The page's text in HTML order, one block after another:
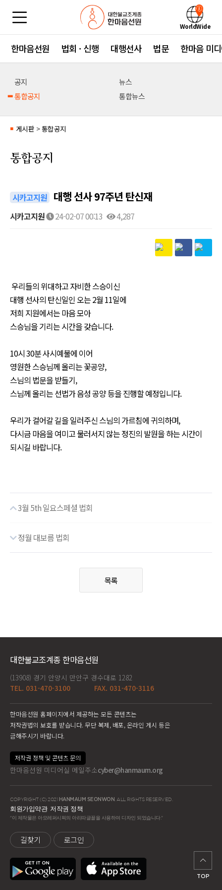
WorldWide
한마음선원 법회 · 신행 대행선사 법문 한마음 미
공지
뉴스
통합공지
통합뉴스
■ 게시판 > 통합공지
통합공지
시카고지원 대행 선사 97주년 탄신재
시카고지원 24-02-07 00:13 4,287
우리들의 위대하고 자비한 스승이신
대행 선사의 탄신일인 오는 2월 11일에
저희 지원에서는 마음 모아
스승님을 기리는 시간을 갖습니다.
10시 30분 사시예불에 이어
영원한 스승님께 올리는 꽃공양,
스님의 법문을 받들기,
스님께 올리는 선법가 음성 공양 등을 진행할 예정입니다.
우리가 걸어갈 길을 일러주신 스님의 가르침에 귀의하며,
다시금 마음을 여미고 물러서지 않는 정진의 발원을 하는 시간이
되시길 바랍니다.
3월 5th 일요스페셜 법회
정월 대보름 법회
목록
대한불교조계종 한마음선원
(13908) 경기 안양시 만안구 경수대로 1282
TEL. 031-470-3100
FAX. 031-470-3116
한마음선원 홈페이지에서 제공하는 모든 콘텐츠는
저작권법의 보호를 받습니다. 무단 복제, 배포, 온라인 게시 등은
금해주시기 바랍니다.
저작권 정책 및 콘텐츠 문의
한마음선원 미디어실 메일주소cyber@hanmaum.org
COPYRIGHT (C) 2021 HANMAUM SEONWON . ALL RIGHTS RESERVED.
회원가입약관 저작권 정책
"이 제작물은 아모레퍼시픽의 아리따글꼴을 사용하여 디자인 되었습니다."
길찾기 로그인
TOP